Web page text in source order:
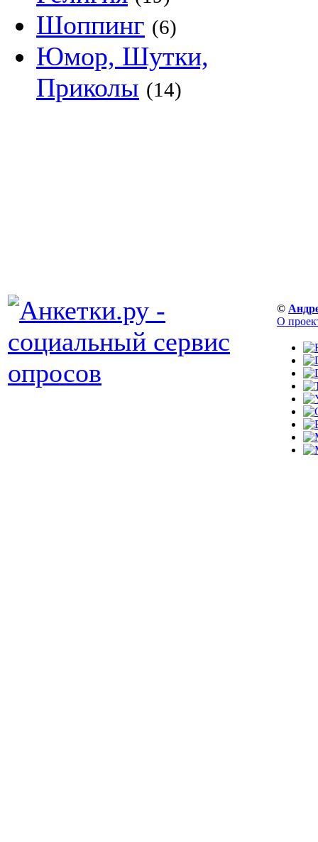
Шоппинг (6)
Юмор, Шутки,
Приколы (14)
©
О